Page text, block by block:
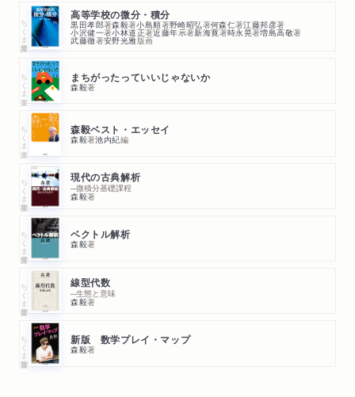
ちくま学芸文庫
高等学校の微分・積分
黒田孝郎著森毅著小島順著野崎昭弘著何森仁著江藤邦彦著
小沢健一著小林道正著近藤年示著新海寛著時永晃著増島高敬著
武藤徹著安野光雅版画
ちくま文庫 まちがったっていいじゃないか
森毅著
ちくま文庫 森毅ベスト・エッセイ
森毅著池内紀編
ちくま学芸文庫 現代の古典解析
─微積分基礎課程
森毅著
ちくま学芸文庫 ベクトル解析
森毅著
ちくま学芸文庫 線型代数
─生態と意味
森毅著
ちくま学芸文庫 新版 数学プレイ・マップ
森毅著